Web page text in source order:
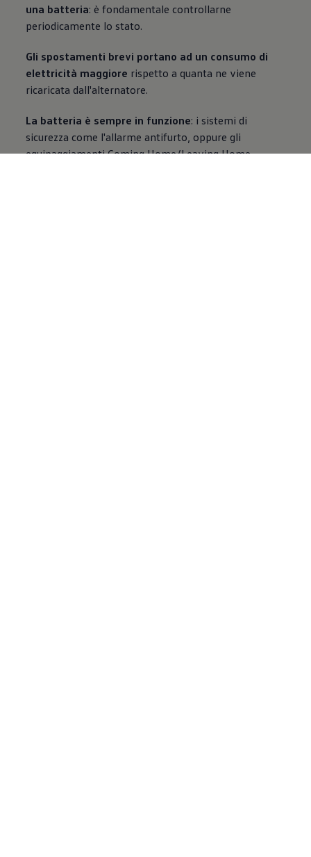
una batteria: è fondamentale controllarne
periodicamente lo stato.
Gli spostamenti brevi portano ad un consumo di
elettricità maggiore rispetto a quanta ne viene
ricaricata dall'alternatore.
La batteria è sempre in funzione: i sistemi di
sicurezza come l'allarme antifurto, oppure gli
equipaggiamenti Coming Home/Leaving Home,